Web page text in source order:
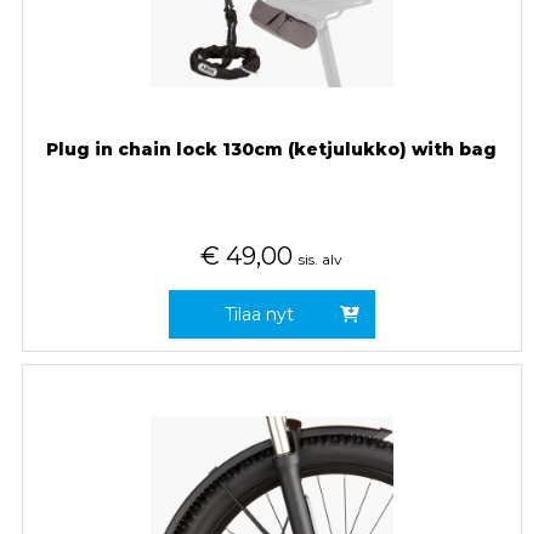
Plug in chain lock 130cm (ketjulukko) with bag
€ 49,00 sis. alv
Tilaa nyt